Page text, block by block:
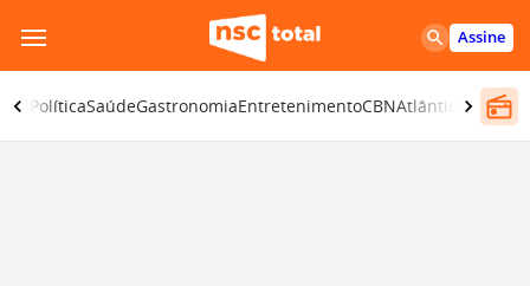
para
o
conteúdo
Assine
PolíticaSaúdeGastronomiaEntretenimentoCBNAtlântida SC